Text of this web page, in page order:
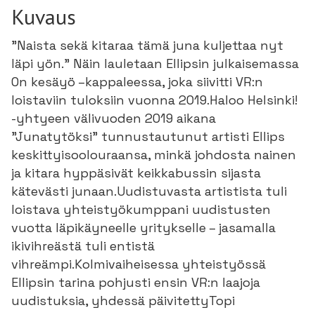
Kuvaus
”Naista sekä kitaraa tämä juna kuljettaa nyt
läpi yön.” Näin lauletaan Ellipsin julkaisemassa
On kesäyö –kappaleessa, joka siivitti VR:n
loistaviin tuloksiin vuonna 2019.Haloo Helsinki!
-yhtyeen välivuoden 2019 aikana
”Junatytöksi” tunnustautunut artisti Ellips
keskittyisoolouraansa, minkä johdosta nainen
ja kitara hyppäsivät keikkabussin sijasta
kätevästi junaan.Uudistuvasta artistista tuli
loistava yhteistyökumppani uudistusten
vuotta läpikäyneelle yritykselle – jasamalla
ikivihreästä tuli entistä
vihreämpi.Kolmivaiheisessa yhteistyössä
Ellipsin tarina pohjusti ensin VR:n laajoja
uudistuksia, yhdessä päivitettyTopi